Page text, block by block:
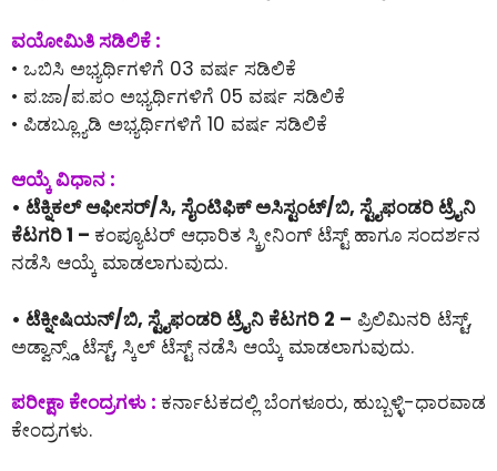
ವಯೋಮಿತಿ ಸಡಿಲಿಕೆ :
• ಒಬಿಸಿ ಅಭ್ಯರ್ಥಿಗಳಿಗೆ 03 ವರ್ಷ ಸಡಿಲಿಕೆ
• ಪ.ಜಾ/ಪ.ಪಂ ಅಭ್ಯರ್ಥಿಗಳಿಗೆ 05 ವರ್ಷ ಸಡಿಲಿಕೆ
• ಪಿಡಬ್ಲ್ಯೂಡಿ ಅಭ್ಯರ್ಥಿಗಳಿಗೆ 10 ವರ್ಷ ಸಡಿಲಿಕೆ
ಆಯ್ಕೆ ವಿಧಾನ :
• ಟೆಕ್ನಿಕಲ್ ಆಫೀಸರ್/ಸಿ, ಸೈಂಟಿಫಿಕ್ ಅಸಿಸ್ಟಂಟ್/ಬಿ, ಸ್ಟೈಫಂಡರಿ ಟ್ರೈನಿ
ಕೆಟಗರಿ 1 – ಕಂಪ್ಯೂಟರ್ ಆಧಾರಿತ ಸ್ಕ್ರೀನಿಂಗ್ ಟೆಸ್ಟ್ ಹಾಗೂ ಸಂದರ್ಶನ
ನಡೆಸಿ ಆಯ್ಕೆ ಮಾಡಲಾಗುವುದು.
• ಟೆಕ್ನೀಷಿಯನ್/ಬಿ, ಸ್ಟೈಫಂಡರಿ ಟ್ರೈನಿ ಕೆಟಗರಿ 2 – ಪ್ರಿಲಿಮಿನರಿ ಟೆಸ್ಟ್,
ಅಡ್ವಾನ್ಸ್ಡ್ ಟೆಸ್ಟ್, ಸ್ಕಿಲ್ ಟೆಸ್ಟ್ ನಡೆಸಿ ಆಯ್ಕೆ ಮಾಡಲಾಗುವುದು.
ಪರೀಕ್ಷಾ ಕೇಂದ್ರಗಳು : ಕರ್ನಾಟಕದಲ್ಲಿ ಬೆಂಗಳೂರು, ಹುಬ್ಬಳ್ಳಿ-ಧಾರವಾಡ
ಕೇಂದ್ರಗಳು.